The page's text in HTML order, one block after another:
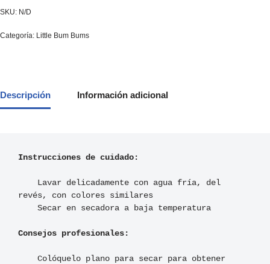
SKU: N/D
Categoría: Little Bum Bums
Descripción Información adicional
Instrucciones de cuidado:
revés, con colores similares
Consejos profesionales: